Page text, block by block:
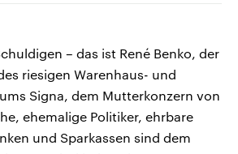
– das ist René Benko, der
riesigen Warenhaus- und
Signa, dem Mutterkonzern von
ehemalige Politiker, ehrbare
und Sparkassen sind dem